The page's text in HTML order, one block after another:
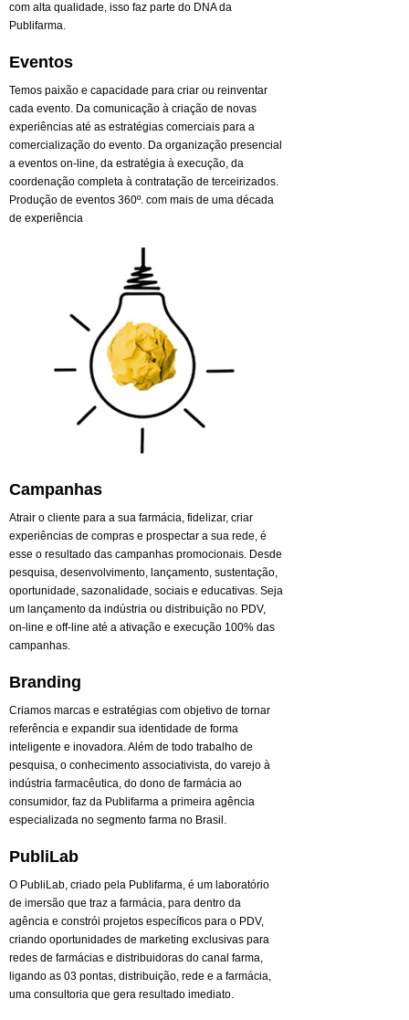
com alta qualidade, isso faz parte do DNA da
Publifarma.
Eventos
Temos paixão e capacidade para criar ou reinventar
cada evento. Da comunicação à criação de novas
experiências até as estratégias comerciais para a
comercialização do evento. Da organização presencial
a eventos on-line, da estratégia à execução, da
coordenação completa à contratação de terceirizados.
Produção de eventos 360º. com mais de uma década
de experiência
Campanhas
Atrair o cliente para a sua farmácia, fidelizar, criar
experiências de compras e prospectar a sua rede, é
esse o resultado das campanhas promocionais. Desde
pesquisa, desenvolvimento, lançamento, sustentação,
oportunidade, sazonalidade, sociais e educativas. Seja
um lançamento da indústria ou distribuição no PDV,
on-line e off-line até a ativação e execução 100% das
campanhas.
Branding
Criamos marcas e estratégias com objetivo de tornar
referência e expandir sua identidade de forma
inteligente e inovadora. Além de todo trabalho de
pesquisa, o conhecimento associativista, do varejo à
indústria farmacêutica, do dono de farmácia ao
consumidor, faz da Publifarma a primeira agência
especializada no segmento farma no Brasil.
PubliLab
O PubliLab, criado pela Publifarma, é um laboratório
de imersão que traz a farmácia, para dentro da
agência e constrói projetos específicos para o PDV,
criando oportunidades de marketing exclusivas para
redes de farmácias e distribuidoras do canal farma,
ligando as 03 pontas, distribuição, rede e a farmácia,
uma consultoria que gera resultado imediato.